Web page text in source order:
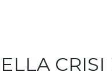
CRISI